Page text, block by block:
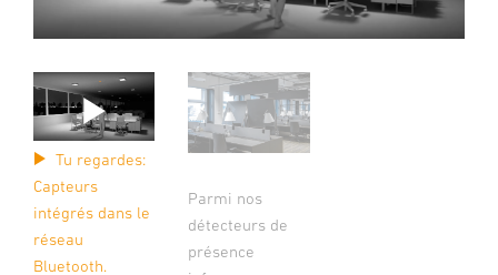
Tu regardes:
Capteurs
intégrés dans le
réseau
Bluetooth.
Parmi nos
détecteurs de
présence